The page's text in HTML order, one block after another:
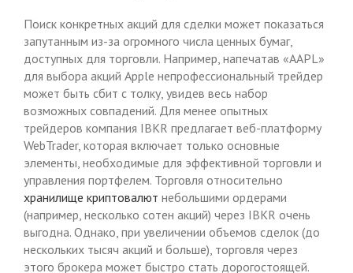
Поиск конкретных акций для сделки может показаться
запутанным из-за огромного числа ценных бумаг,
доступных для торговли. Например, напечатав «AAPL»
для выбора акций Apple непрофессиональный трейдер
может быть сбит с толку, увидев весь набор
возможных совпадений. Для менее опытных
трейдеров компания IBKR предлагает веб-платформу
WebTrader, которая включает только основные
элементы, необходимые для эффективной торговли и
управления портфелем. Торговля относительно
хранилище криптовалют небольшими ордерами
(например, несколько сотен акций) через IBKR очень
выгодна. Однако, при увеличении объемов сделок (до
нескольких тысяч акций и больше), торговля через
этого брокера может быстро стать дорогостоящей.